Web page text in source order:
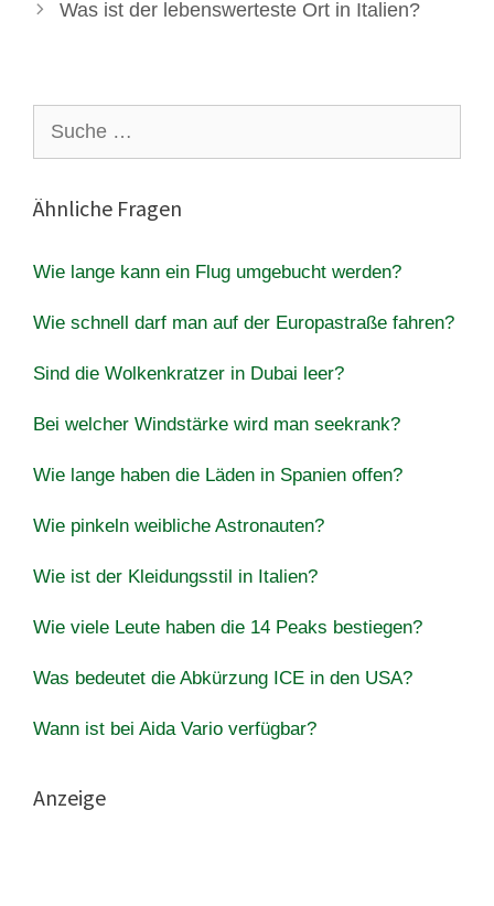
Was ist der lebenswerteste Ort in Italien?
nach:
Ähnliche Fragen
Wie lange kann ein Flug umgebucht werden?
Wie schnell darf man auf der Europastraße fahren?
Sind die Wolkenkratzer in Dubai leer?
Bei welcher Windstärke wird man seekrank?
Wie lange haben die Läden in Spanien offen?
Wie pinkeln weibliche Astronauten?
Wie ist der Kleidungsstil in Italien?
Wie viele Leute haben die 14 Peaks bestiegen?
Was bedeutet die Abkürzung ICE in den USA?
Wann ist bei Aida Vario verfügbar?
Anzeige